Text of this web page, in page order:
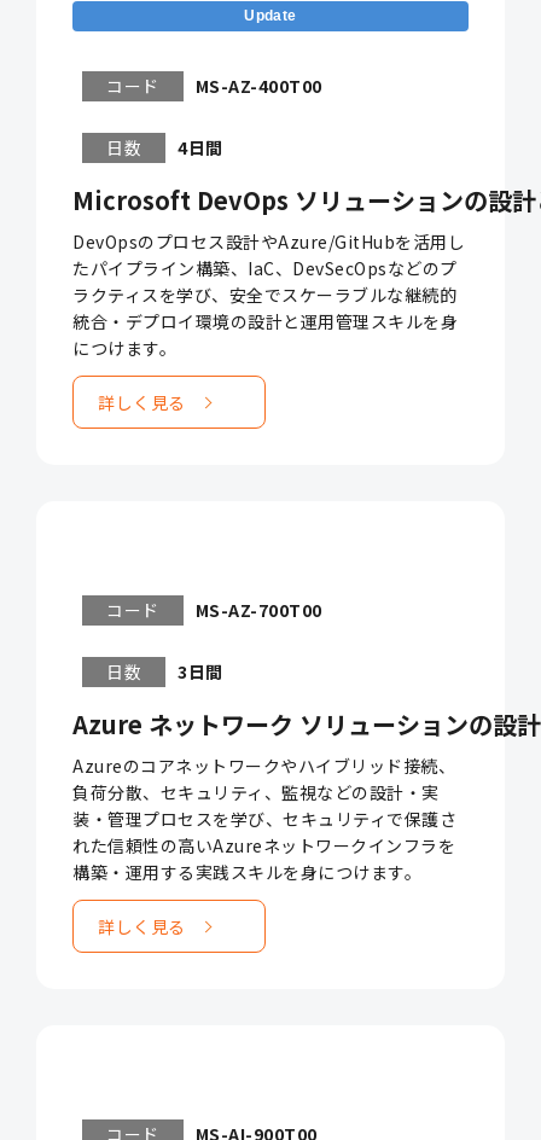
コード MS-AZ-400T00
日数 4日間
Microsoft DevOps ソリューションの設
DevOpsのプロセス設計やAzure/GitHubを活用し
たパイプライン構築、IaC、DevSecOpsなどのプ
ラクティスを学び、安全でスケーラブルな継続的
統合・デプロイ環境の設計と運用管理スキルを身
につけます。
Update
詳しく見る
コード MS-AZ-700T00
日数 3日間
Azure ネットワーク ソリューションの設
Azureのコアネットワークやハイブリッド接続、
負荷分散、セキュリティ、監視などの設計・実
装・管理プロセスを学び、セキュリティで保護さ
れた信頼性の高いAzureネットワークインフラを
構築・運用する実践スキルを身につけます。
詳しく見る
コード MS-AI-900T00